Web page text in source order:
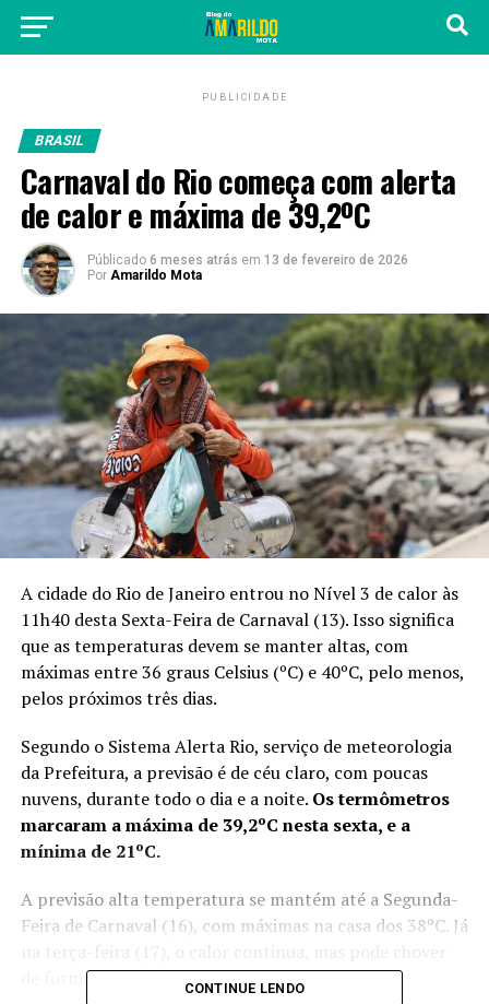
PUBLICIDADE
BRASIL
Carnaval do Rio começa com alerta
de calor e máxima de 39,2ºC
Públicado 6 meses atrás em 13 de fevereiro de 2026
Por Amarildo Mota
A cidade do Rio de Janeiro entrou no Nível 3 de calor às
11h40 desta Sexta-Feira de Carnaval (13). Isso significa
que as temperaturas devem se manter altas, com
máximas entre 36 graus Celsius (ºC) e 40ºC, pelo menos,
pelos próximos três dias.
Segundo o Sistema Alerta Rio, serviço de meteorologia
da Prefeitura, a previsão é de céu claro, com poucas
nuvens, durante todo o dia e a noite. Os termômetros
marcaram a máxima de 39,2ºC nesta sexta, e a
mínima de 21ºC.
A previsão alta temperatura se mantém até a Segunda-
Feira de Carnaval (16), com máximas na casa dos 38ºC. Já
de forma isolada durante a tarde e a noite.
CONTINUE LENDO